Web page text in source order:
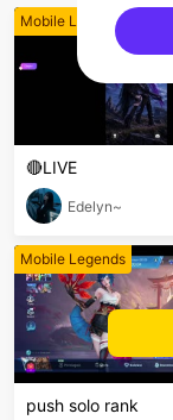
Mobile Legends
🔴LIVE
Edelyn~
Mobile Legends
push solo rank
sentinelEnd